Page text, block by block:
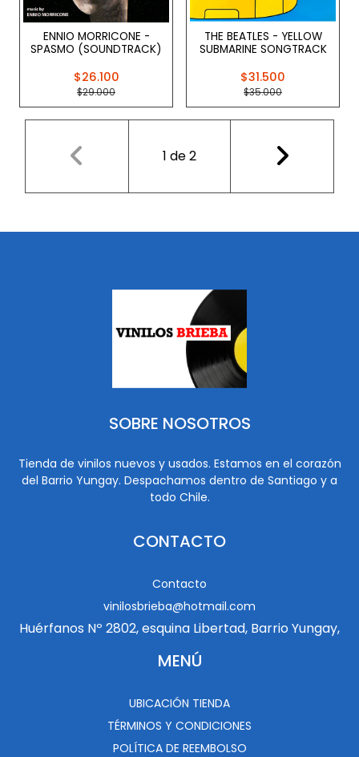
ENNIO MORRICONE -
SPASMO (SOUNDTRACK)
$26.100
$29.000
THE BEATLES - YELLOW
SUBMARINE SONGTRACK
$31.500
$35.000
1 de2
SOBRE NOSOTROS
Tienda de vinilos nuevos y usados. Estamos en el corazón
del Barrio Yungay. Despachamos dentro de Santiago y a
todo Chile.
CONTACTO
Contacto
vinilosbrieba@hotmail.com
Huérfanos Nº 2802, esquina Libertad, Barrio Yungay,
MENÚ
UBICACIÓN TIENDA
TÉRMINOS Y CONDICIONES
POLÍTICA DE REEMBOLSO